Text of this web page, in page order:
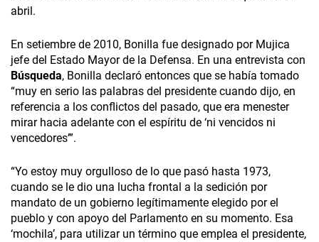
abril.
En setiembre de 2010, Bonilla fue designado por Mujica
jefe del Estado Mayor de la Defensa. En una entrevista con
Búsqueda, Bonilla declaró entonces que se había tomado
“muy en serio las palabras del presidente cuando dijo, en
referencia a los conflictos del pasado, que era menester
mirar hacia adelante con el espíritu de ‘ni vencidos ni
vencedores’”.
“Yo estoy muy orgulloso de lo que pasó hasta 1973,
cuando se le dio una lucha frontal a la sedición por
mandato de un gobierno legítimamente elegido por el
pueblo y con apoyo del Parlamento en su momento. Esa
‘mochila’, para utilizar un término que emplea el presidente,